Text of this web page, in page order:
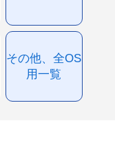
その他、全OS
用一覧